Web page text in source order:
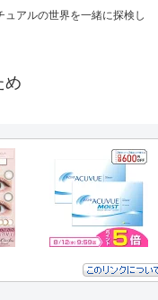
アルの世界を一緒に探検し
め